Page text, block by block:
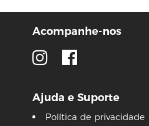
Acompanhe-nos
Ajuda e Suporte
Política de privacidade